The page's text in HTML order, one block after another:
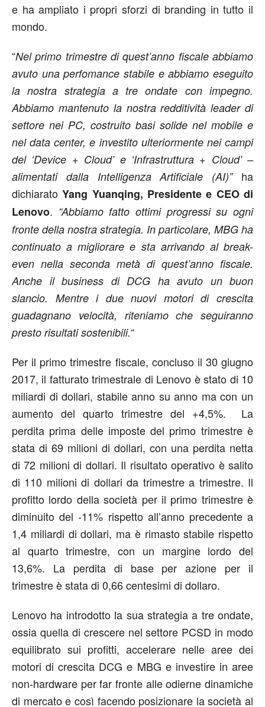
e ha ampliato i propri sforzi di branding in tutto il
mondo.
“Nel primo trimestre di quest’anno fiscale abbiamo
avuto una perfomance stabile e abbiamo eseguito
la nostra strategia a tre ondate con impegno.
Abbiamo mantenuto la nostra redditività leader di
settore nei PC, costruito basi solide nel mobile e
nel data center, e investito ulteriormente nei campi
del ‘Device + Cloud’ e ‘Infrastruttura + Cloud’ –
alimentati dalla Intelligenza Artificiale (AI)” ha
dichiaratoYang Yuanqing, Presidente e CEO di
Lenovo. “Abbiamo fatto ottimi progressi su ogni
fronte della nostra strategia. In particolare, MBG ha
continuato a migliorare e sta arrivando al break-
even nella seconda metà di quest’anno fiscale.
Anche il business di DCG ha avuto un buon
slancio. Mentre i due nuovi motori di crescita
guadagnano velocità, riteniamo che seguiranno
presto risultati sostenibili.“
Per il primo trimestre fiscale, concluso il 30 giugno
2017, il fatturato trimestrale di Lenovo è stato di 10
miliardi di dollari, stabile anno su anno ma con un
aumento del quarto trimestre del +4,5%. La
perdita prima delle imposte del primo trimestre è
stata di 69 milioni di dollari, con una perdita netta
di 72 milioni di dollari. Il risultato operativo è salito
di 110 milioni di dollari da trimestre a trimestre. Il
profitto lordo della società per il primo trimestre è
diminuito del -11% rispetto all’anno precedente a
1,4 miliardi di dollari, ma è rimasto stabile rispetto
al quarto trimestre, con un margine lordo del
13,6%. La perdita di base per azione per il
trimestre è stata di 0,66 centesimi di dollaro.
Lenovo ha introdotto la sua strategia a tre ondate,
ossia quella di crescere nel settore PCSD in modo
equilibrato sui profitti, accelerare nelle aree dei
motori di crescita DCG e MBG e investire in aree
non-hardware per far fronte alle odierne dinamiche
di mercato e così facendo posizionare la società al